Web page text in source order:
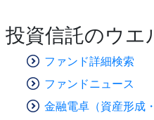
投資信託のウエ
ファンド詳細検索
ファンドニュース
金融電卓（資産形成